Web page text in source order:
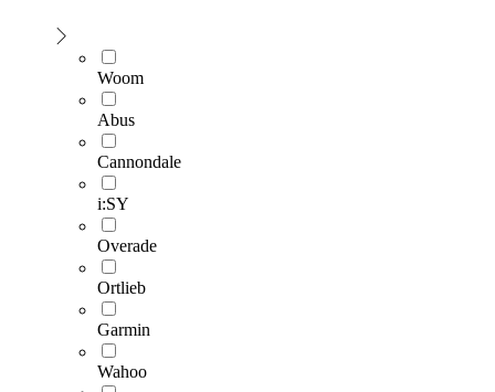
Woom
Abus
Cannondale
i:SY
Overade
Ortlieb
Garmin
Wahoo